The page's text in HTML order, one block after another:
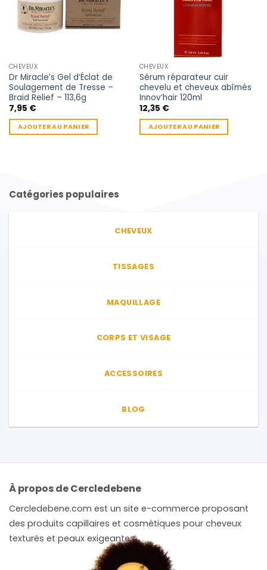
CHEVEUX
Dr Miracle’s Gel d’Éclat de
Soulagement de Tresse –
Braid Relief – 113,6g
7,95 €
AJOUTER AU PANIER
CHEVEUX
Sérum réparateur cuir
chevelu et cheveux abîmés
Innov’hair 120ml
12,35 €
AJOUTER AU PANIER
Catégories populaires
CHEVEUX
TISSAGES
MAQUILLAGE
CORPS ET VISAGE
ACCESSOIRES
BLOG
À propos de Cercledebene
Cercledebene.com est un site e-commerce proposant
des produits capillaires et cosmétiques pour cheveux
texturés et peaux exigeantes.